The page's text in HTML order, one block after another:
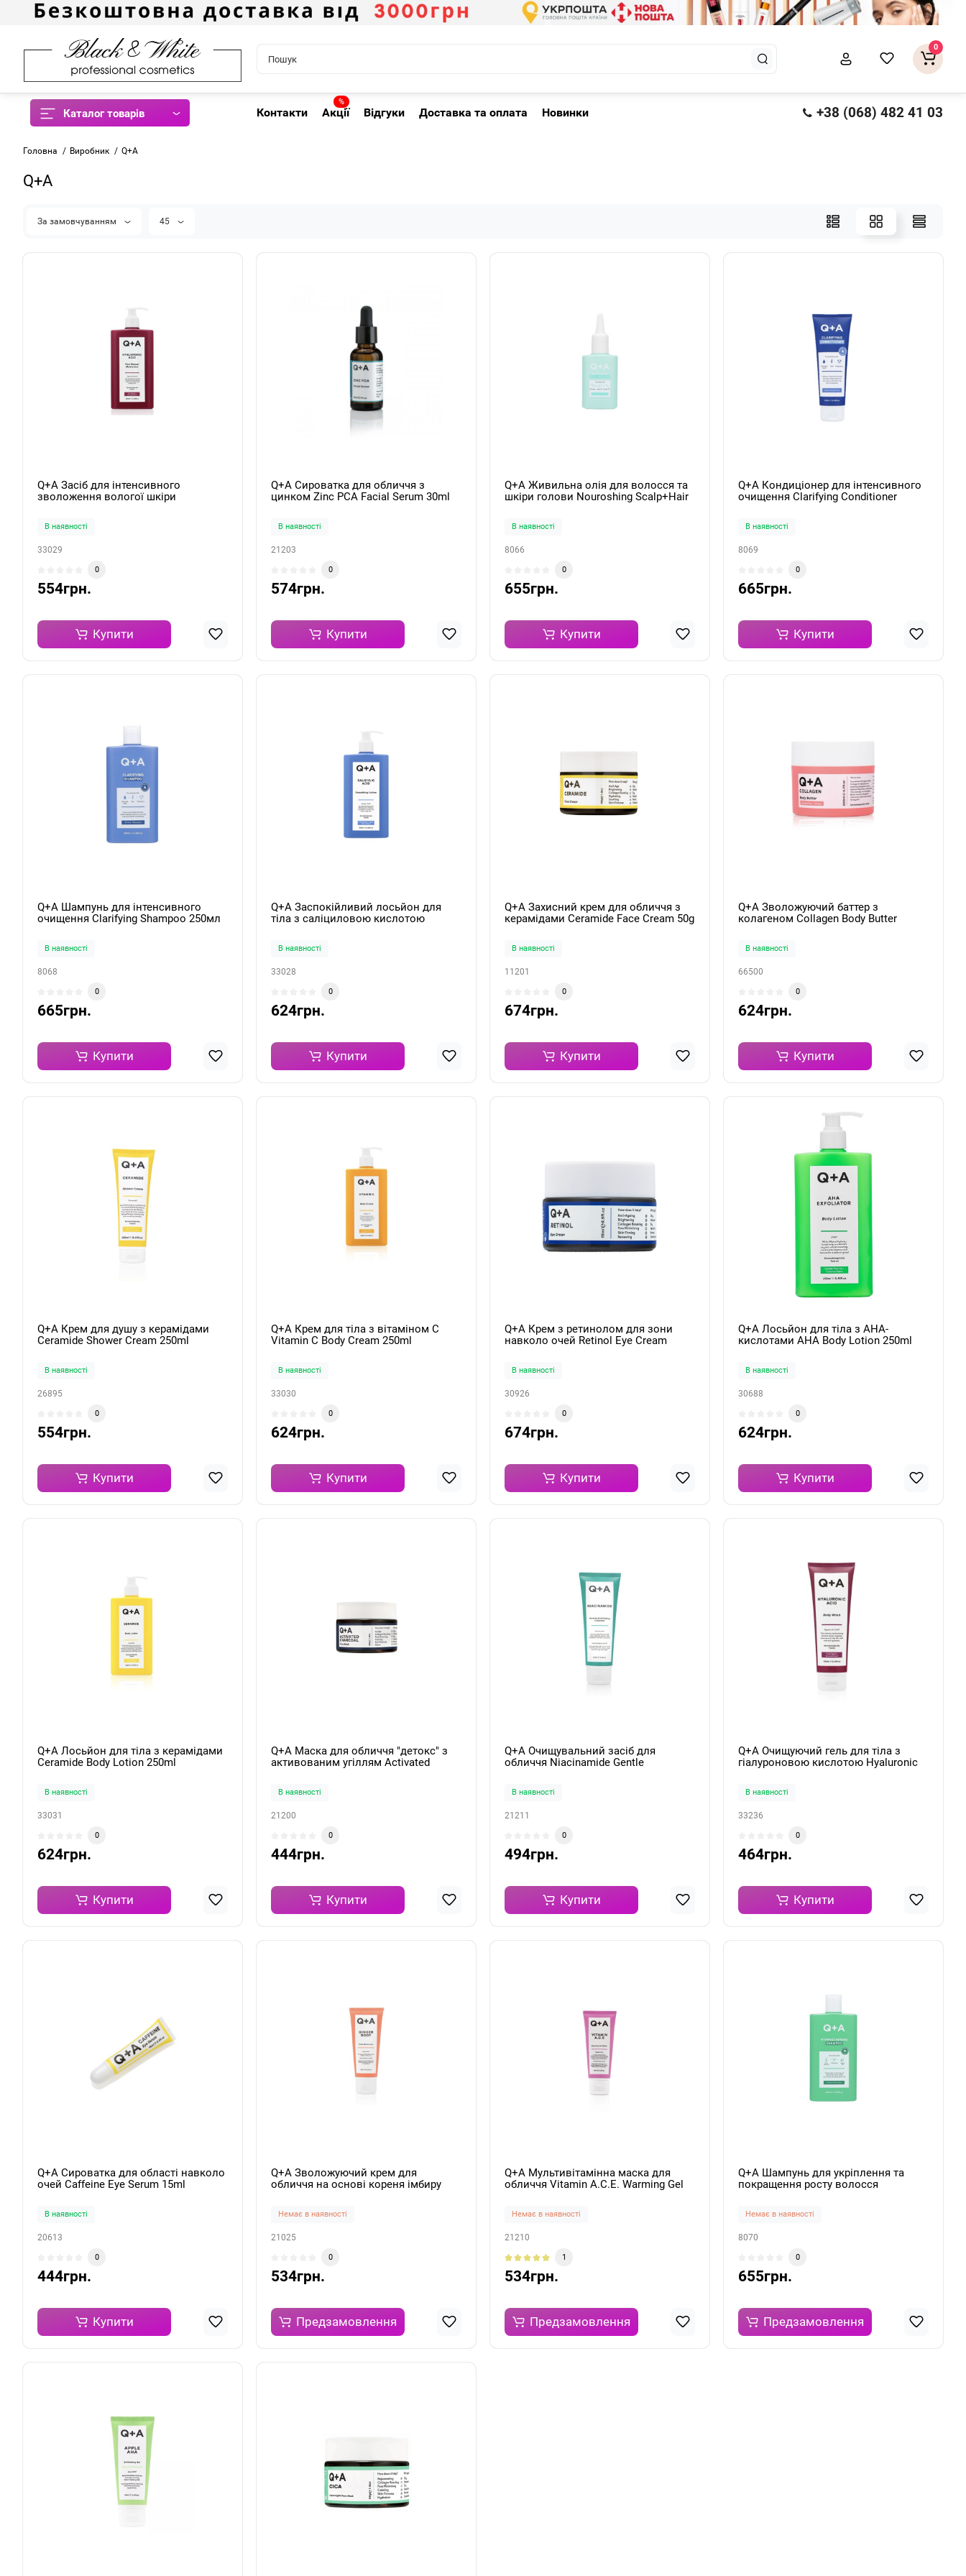
0
Каталог товарів Контакти
%
Акції Відгуки Доставка та оплата Новинки +38 (068) 482 41 03
Головна Виробник Q+A
Q+A
За замовчуванням 45
Q+A Засіб для інтенсивного
зволоження вологої шкіри
В наявності
33029
0
554грн.
Купити
Q+A Сироватка для обличчя з
цинком Zinc PCA Facial Serum 30ml
В наявності
21203
0
574грн.
Купити
Q+A Живильна олія для волосся та
шкіри голови Nouroshing Scalp+Hair
В наявності
8066
0
655грн.
Купити
Q+A Кондиціонер для інтенсивного
очищення Clarifying Conditioner
В наявності
8069
0
665грн.
Купити
Q+A Шампунь для інтенсивного
очищення Clarifying Shampoo 250мл
В наявності
8068
0
665грн.
Купити
Q+A Заспокійливий лосьйон для
тіла з саліциловою кислотою
В наявності
33028
0
624грн.
Купити
Q+A Захисний крем для обличчя з
керамідами Ceramide Face Cream 50g
В наявності
11201
0
674грн.
Купити
Q+A Зволожуючий баттер з
колагеном Collagen Body Butter
В наявності
66500
0
624грн.
Купити
Q+A Крем для душу з керамідами
Ceramide Shower Cream 250ml
В наявності
26895
0
554грн.
Купити
Q+A Крем для тіла з вітаміном С
Vitamin C Body Cream 250ml
В наявності
33030
0
624грн.
Купити
Q+A Крем з ретинолом для зони
навколо очей Retinol Eye Cream
В наявності
30926
0
674грн.
Купити
Q+A Лосьйон для тіла з AHA-
кислотами AHA Body Lotion 250ml
В наявності
30688
0
624грн.
Купити
Q+A Лосьйон для тіла з керамідами
Ceramide Body Lotion 250ml
В наявності
33031
0
624грн.
Купити
Q+A Маска для обличчя "детокс" з
активованим угіллям Activated
В наявності
21200
0
444грн.
Купити
Q+A Очищувальний засіб для
обличчя Niacinamide Gentle
В наявності
21211
0
494грн.
Купити
Q+A Очищуючий гель для тіла з
гіалуроновою кислотою Hyaluronic
В наявності
33236
0
464грн.
Купити
Q+A Сироватка для області навколо
очей Caffeine Eye Serum 15ml
В наявності
20613
0
444грн.
Купити
Q+A Зволожуючий крем для
обличчя на основі кореня імбиру
Немає в наявності
21025
0
534грн.
Предзамовлення
Q+A Мультивітамінна маска для
обличчя Vitamin A.C.E. Warming Gel
Немає в наявності
21210
1
534грн.
Предзамовлення
Q+A Шампунь для укріплення та
покращення росту волосся
Немає в наявності
8070
0
655грн.
Предзамовлення